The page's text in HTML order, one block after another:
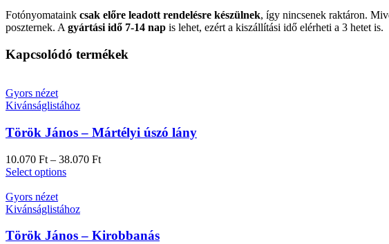
Fotónyomataink csak előre leadott rendelésre készülnek, így nincsenek raktáron.
poszternek. A gyártási idő 7-14 nap is lehet, ezért a kiszállítási idő elérheti a 3 hetet is.
Kapcsolódó termékek
Gyors nézet
Kivánságlistához
Török János – Mártélyi úszó lány
10.070 Ft – 38.070 Ft
Select options
Gyors nézet
Kivánságlistához
Török János – Kirobbanás